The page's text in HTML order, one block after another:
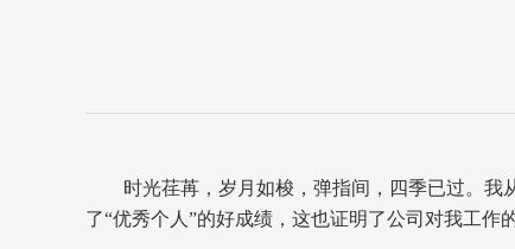
时光荏苒，岁月如梭，弹指间，四季已过。
了“优秀个人”的好成绩，这也证明了公司对我工作